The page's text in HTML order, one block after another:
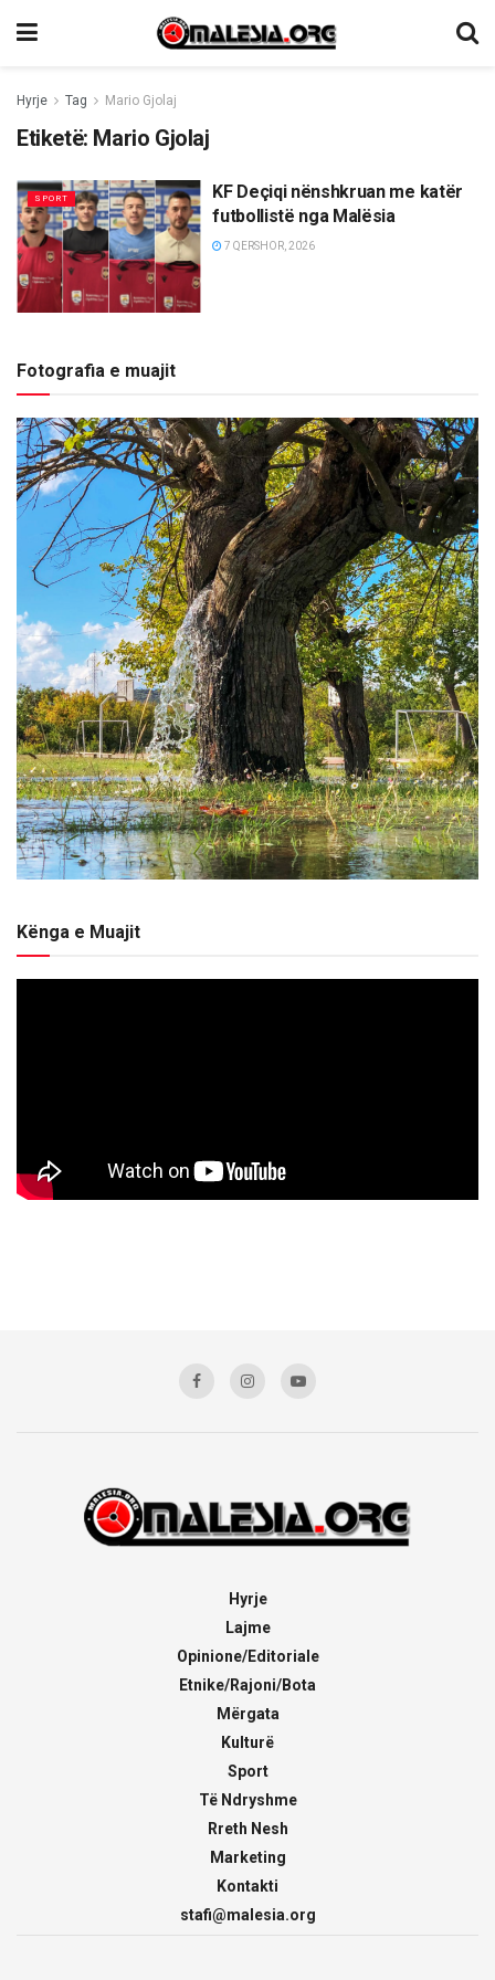
Hyrje Tag Mario Gjolaj
Etiketë: Mario Gjolaj
SPORT
KF Deçiqi nënshkruan me katër
futbollistë nga Malësia
7 QERSHOR, 2026
Fotografia e muajit
Kënga e Muajit
Hyrje
Lajme
Opinione/Editoriale
Etnike/Rajoni/Bota
Mërgata
Kulturë
Sport
Të Ndryshme
Rreth Nesh
Marketing
Kontakti
stafi@malesia.org